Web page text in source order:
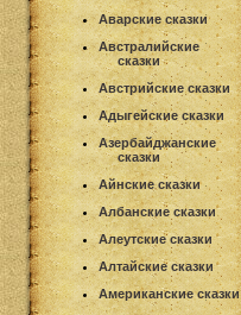
Аварские сказки
Австралийские
сказки
Австрийские сказки
Адыгейские сказки
Азербайджанские
сказки
Айнские сказки
Албанские сказки
Алеутские сказки
Алтайские сказки
Американские сказки